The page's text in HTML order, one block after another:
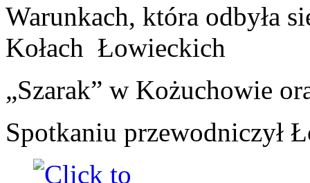
Warunkach, która odbyła
Kołach Łowieckich
„Szarak” w Kożuchowie
Spotkaniu przewodniczył